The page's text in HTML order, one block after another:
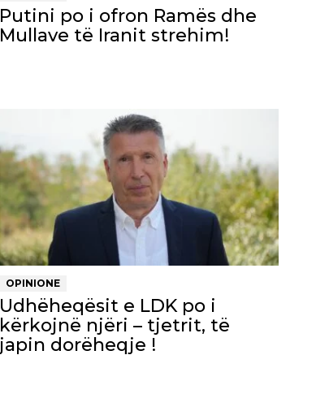
Putini po i ofron Ramës dhe
Mullave të Iranit strehim!
OPINIONE
Udhëheqësit e LDK po i
kërkojnë njëri – tjetrit, të
japin dorëheqje !